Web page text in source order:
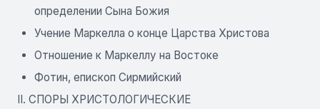
определении Сына Божия
Учение Маркелла о конце Царства Христова
Отношение к Маркеллу на Востоке
Фотин, епископ Сирмийский
II. СПОРЫ ХРИСТОЛОГИЧЕСКИЕ